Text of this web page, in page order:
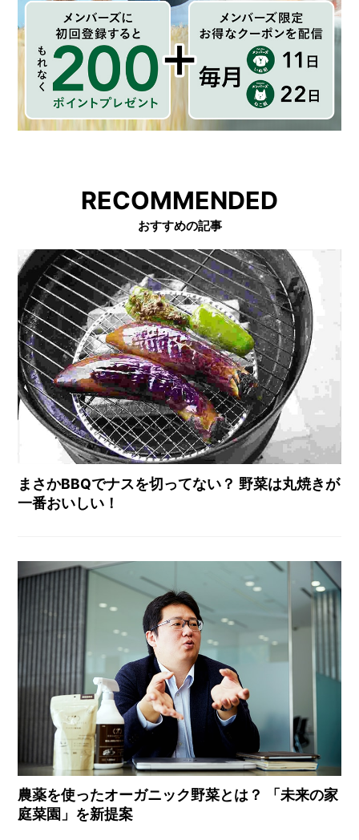
RECOMMENDED
おすすめの記事
まさかBBQでナスを切ってない？ 野菜は丸焼きが
一番おいしい！
農薬を使ったオーガニック野菜とは？ 「未来の家
庭菜園」を新提案